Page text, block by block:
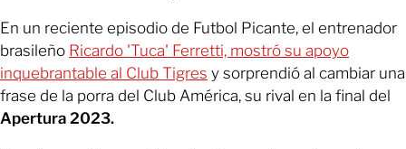
En un reciente episodio de Futbol Picante, el entrenador
brasileño Ricardo 'Tuca' Ferretti, mostró su apoyo
inquebrantable al Club Tigres y sorprendió al cambiar una
frase de la porra del Club América, su rival en la final del
Apertura 2023.